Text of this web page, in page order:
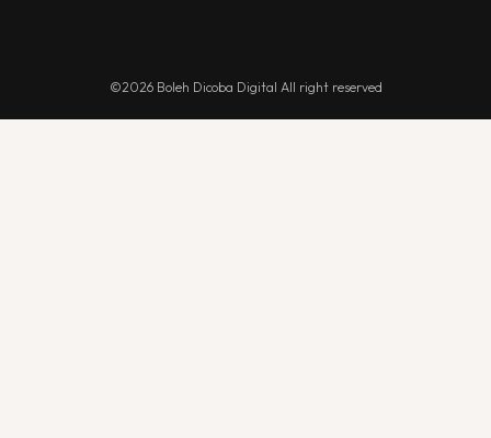
©2026 Boleh Dicoba Digital All right reserved